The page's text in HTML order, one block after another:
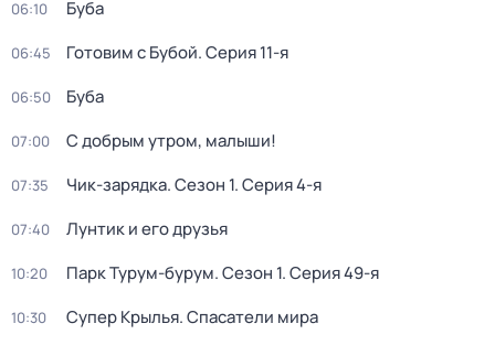
06:10 Буба
06:45 Готовим с Бубой. Серия 11-я
06:50 Буба
07:00 С добрым утром, малыши!
07:35 Чик-зарядка. Сезон 1. Серия 4-я
07:40 Лунтик и его друзья
10:20 Парк Турум-бурум. Сезон 1. Серия 49-я
10:30 Супер Крылья. Спасатели мира